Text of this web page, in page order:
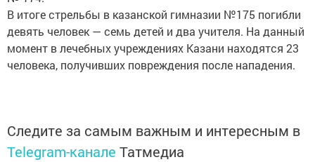
В итоге стрельбы в казанской гимназии №175 погибли
девять человек — семь детей и два учителя. На данный
момент в лечебных учреждениях Казани находятся 23
человека, получивших повреждения после нападения.
Следите за самым важным и интересным в
Telegram-канале Татмедиа